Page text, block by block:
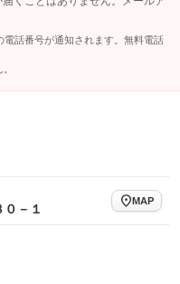
話番号が通知されます。無料電話
－１
MAP